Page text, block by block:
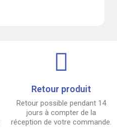
Retour produit
Retour possible pendant 14
jours à compter de la
réception de votre commande.